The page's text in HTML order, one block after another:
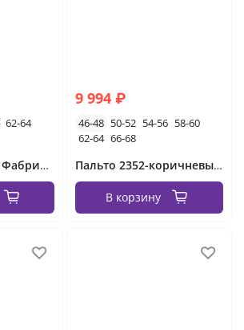
62-64
Пальто УК-535-2 Фабрика Моды
9 994 ₽
46-48 50-52 54-56 58-60
62-64 66-68
Пальто 2352-коричневый-белый Minova
В корзину